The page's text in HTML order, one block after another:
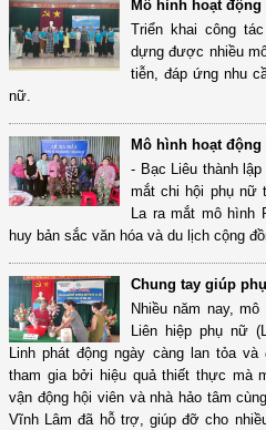
Mô hình hoạt động
Triển khai công
dựng được nhiều
tiễn, đáp ứng nhu
nữ.
Mô hình hoạt động
- Bạc Liêu thành
mắt chi hội phụ nữ
La ra mắt mô hình
huy bản sắc văn hóa và du lịch cộng
Chung tay giúp
Nhiều năm nay,
Liên hiệp phụ nữ
Linh phát động ngày càng lan tỏa
tham gia bởi hiệu quả thiết thực mà
vận động hội viên và nhà hảo tâm
Vĩnh Lâm đã hỗ trợ, giúp đỡ cho